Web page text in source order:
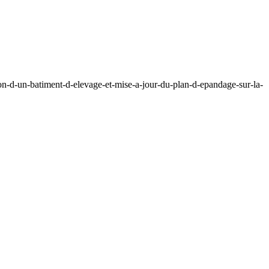
d-un-batiment-d-elevage-et-mise-a-jour-du-plan-d-epandage-sur-la-